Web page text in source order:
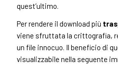
quest’ultimo.
Per rendere il download più
viene sfruttata la crittografia,
un file innocuo. Il beneficio di
visualizzabile nella seguente